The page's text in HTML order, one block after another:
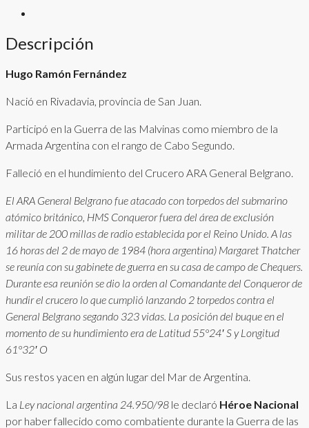
Descripción
Hugo Ramón Fernández
Nació en Rivadavia, provincia de San Juan.
Participó en la Guerra de las Malvinas como miembro de la
Armada Argentina con el rango de Cabo Segundo.
Falleció en el hundimiento del Crucero ARA General Belgrano.
El ARA General Belgrano fue atacado con torpedos del submarino
atómico británico, HMS Conqueror fuera del área de exclusión
militar de 200 millas de radio establecida por el Reino Unido. A las
16 horas del 2 de mayo de 1984 (hora argentina) Margaret Thatcher
se reunía con su gabinete de guerra en su casa de campo de Chequers.
Durante esa reunión se dio la orden al Comandante del Conqueror de
hundir el crucero lo que cumplió lanzando 2 torpedos contra el
General Belgrano segando 323 vidas. La posición del buque en el
momento de su hundimiento era de Latitud 55°24′ S y Longitud
61°32′ O
Sus restos yacen en algún lugar del Mar de Argentina.
La Ley nacional argentina 24.950/98 le declaró Héroe Nacional
por haber fallecido como combatiente durante la Guerra de las